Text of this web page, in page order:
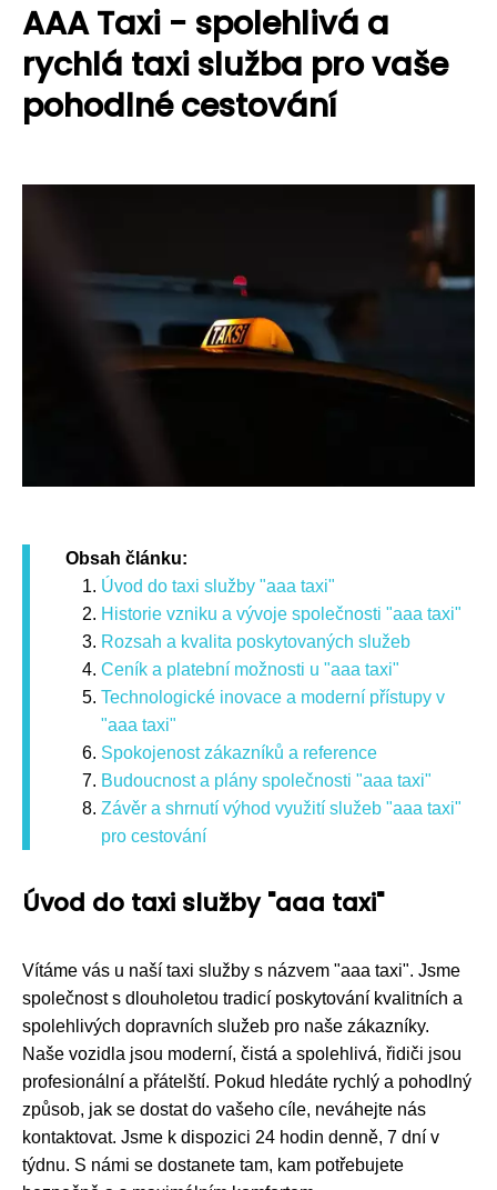
AAA Taxi - spolehlivá a
rychlá taxi služba pro vaše
pohodlné cestování
Obsah článku:
Úvod do taxi služby "aaa taxi"
Historie vzniku a vývoje společnosti "aaa taxi"
Rozsah a kvalita poskytovaných služeb
Ceník a platební možnosti u "aaa taxi"
Technologické inovace a moderní přístupy v
"aaa taxi"
Spokojenost zákazníků a reference
Budoucnost a plány společnosti "aaa taxi"
Závěr a shrnutí výhod využití služeb "aaa taxi"
pro cestování
Úvod do taxi služby "aaa taxi"
Vítáme vás u naší taxi služby s názvem "aaa taxi". Jsme
společnost s dlouholetou tradicí poskytování kvalitních a
spolehlivých dopravních služeb pro naše zákazníky.
Naše vozidla jsou moderní, čistá a spolehlivá, řidiči jsou
profesionální a přátelští. Pokud hledáte rychlý a pohodlný
způsob, jak se dostat do vašeho cíle, neváhejte nás
kontaktovat. Jsme k dispozici 24 hodin denně, 7 dní v
týdnu. S námi se dostanete tam, kam potřebujete